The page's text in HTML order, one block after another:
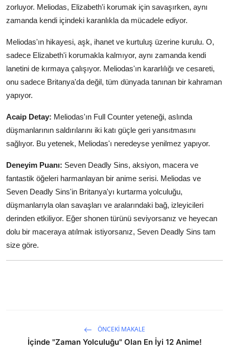
zorluyor. Meliodas, Elizabeth'i korumak için savaşırken, aynı
zamanda kendi içindeki karanlıkla da mücadele ediyor.
Meliodas'ın hikayesi, aşk, ihanet ve kurtuluş üzerine kurulu. O,
sadece Elizabeth'i korumakla kalmıyor, aynı zamanda kendi
lanetini de kırmaya çalışıyor. Meliodas'ın kararlılığı ve cesareti,
onu sadece Britanya'da değil, tüm dünyada tanınan bir kahraman
yapıyor.
Acaip Detay: Meliodas'ın Full Counter yeteneği, aslında
düşmanlarının saldırılarını iki katı güçle geri yansıtmasını
sağlıyor. Bu yetenek, Meliodas'ı neredeyse yenilmez yapıyor.
Deneyim Puanı: Seven Deadly Sins, aksiyon, macera ve
fantastik öğeleri harmanlayan bir anime serisi. Meliodas ve
Seven Deadly Sins'in Britanya'yı kurtarma yolculuğu,
düşmanlarıyla olan savaşları ve aralarındaki bağ, izleyicileri
derinden etkiliyor. Eğer shonen türünü seviyorsanız ve heyecan
dolu bir maceraya atılmak istiyorsanız, Seven Deadly Sins tam
size göre.
ÖNCEKI MAKALE
İçinde "Zaman Yolculuğu" Olan En İyi 12 Anime!